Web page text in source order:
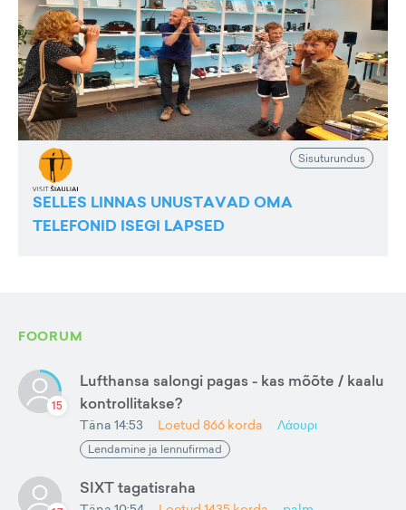
Sisuturundus
SELLES LINNAS UNUSTAVAD OMA
TELEFONID ISEGI LAPSED
FOORUM
15
Lufthansa salongi pagas - kas mõõte / kaalu
kontrollitakse?
Täna 14:53 Loetud 866 korda Λάουρι
Lendamine ja lennufirmad
SIXT tagatisraha